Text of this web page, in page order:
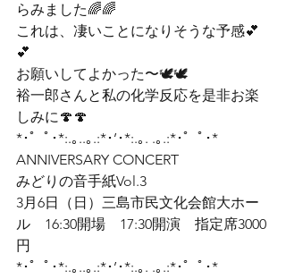
らみました🌈🌈
これは、凄いことになりそうな予感💕
💕
お願いしてよかった〜🕊🕊
裕一郎さんと私の化学反応を是非お楽
しみに🍄🍄
*･゜ﾟ･*:.｡..｡.:*･’･*:.｡. .｡.:*･゜ﾟ･*
ANNIVERSARY CONCERT
みどりの音手紙Vol.3
3月6日（日）三島市民文化会館大ホー
ル　16:30開場　17:30開演　指定席3000
円
*･゜ﾟ･*:.｡..｡.:*･’･*:.｡. .｡.:*･゜ﾟ･*